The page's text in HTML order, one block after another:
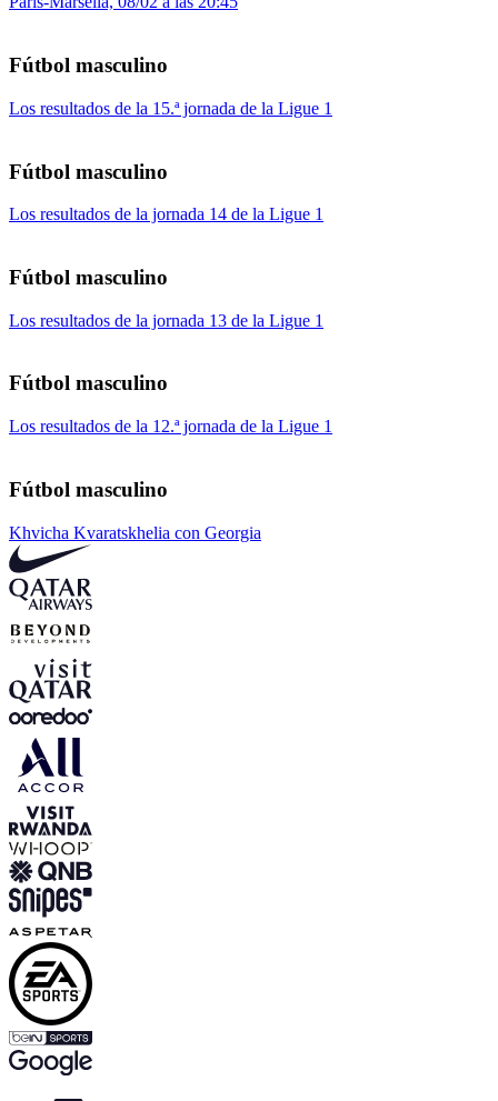
Fútbol masculino
Los resultados de la 15.ª jornada de la Ligue 1
Fútbol masculino
Los resultados de la jornada 14 de la Ligue 1
Fútbol masculino
Los resultados de la jornada 13 de la Ligue 1
Fútbol masculino
Los resultados de la 12.ª jornada de la Ligue 1
Fútbol masculino
Khvicha Kvaratskhelia con Georgia